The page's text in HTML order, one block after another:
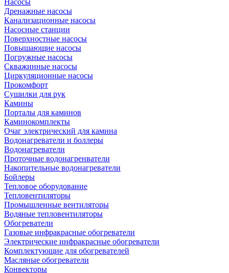
Насосы
Дренажные насосы
Канализационные насосы
Насосные станции
Поверхностные насосы
Повышающие насосы
Погружные насосы
Скважинные насосы
Циркуляционные насосы
Прокомфорт
Сушилки для рук
Камины
Порталы для каминов
Каминокомплекты
Очаг электрический для камина
Водонагреватели и боллеры
Водонагреватели
Проточные водонагренватели
Накопительные водонагреватели
Бойлеры
Тепловое оборудование
Тепловентиляторы
Промышленные вентиляторы
Водяные тепловентиляторы
Обогреватели
Газовые инфракрасные обогреватели
Электрические инфракрасные обогреватели
Комплектующие для обогревателей
Масляные обогреватели
Конвекторы